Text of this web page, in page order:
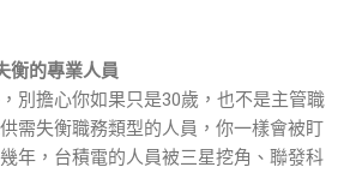
衡的專業人員
別擔心你如果只是30歲，也不是主管職
需失衡職務類型的人員，你一樣會被盯
年，台積電的人員被三星挖角、聯發科